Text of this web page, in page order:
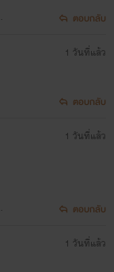
ตอบกลับ
1 วันที่แล้ว
ตอบกลับ
1 วันที่แล้ว
ตอบกลับ
1 วันที่แล้ว